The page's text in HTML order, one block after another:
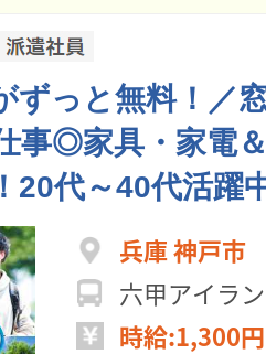
ずっと無料！／
事◎家具・家電
20代～40代活躍
兵庫 神戸市
六甲アイラ
時給:1,300